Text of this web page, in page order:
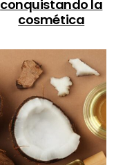
conquistando la
cosmética